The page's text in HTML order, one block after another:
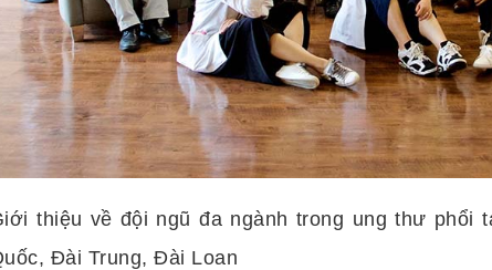
thiệu về đội ngũ đa ngành trong ung thư phổi
Đài Trung, Đài Loan